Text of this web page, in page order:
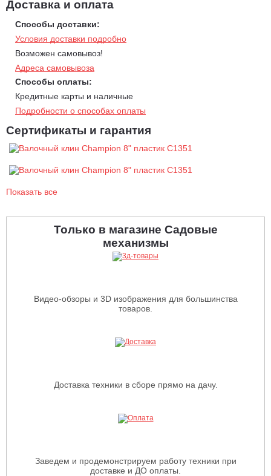
Доставка и оплата
Способы доставки:
Условия доставки подробно
Возможен самовывоз!
Адреса самовывоза
Способы оплаты:
Кредитные карты и наличные
Подробности о способах оплаты
Сертификаты и гарантия
Показать все
Только в магазине Садовые
механизмы
Видео-обзоры и 3D изображения для большинства
товаров.
Доставка техники в сборе прямо на дачу.
Заведем и продемонстрируем работу техники при
доставке и ДО оплаты.